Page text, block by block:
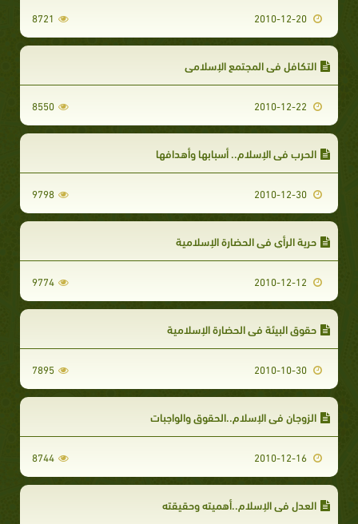
8721
التكافل في المجتمع الإسلامي
8550
الحرب في الإسلام.. أسبابها وأهدافها
9798
حرية الرأي في الحضارة الإسلامية
9774
حقوق البيئة في الحضارة الإسلامية
7895
الزوجان في الإسلام..الحقوق والواجبات
8744
العدل في الإسلام..أهميته وحقيقته